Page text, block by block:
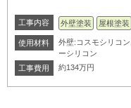
工事内容 外壁塗装 屋根塗装
使用材料
外壁:コスモシリコ
ーシリコン
工事費用
約134万円